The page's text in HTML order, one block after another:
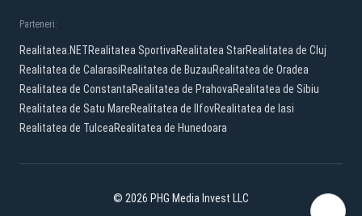
Parteneri:
Realitatea.NETRealitatea SportivaRealitatea StarRealitatea de Cluj
Realitatea de CalarasiRealitatea de BuzauRealitatea de Oradea
Realitatea de ConstantaRealitatea de PrahovaRealitatea de Sibiu
Realitatea de Satu MareRealitatea de IlfovRealitatea de Iasi
Realitatea de TulceaRealitatea de Hunedoara
© 2026 PHG Media Invest LLC